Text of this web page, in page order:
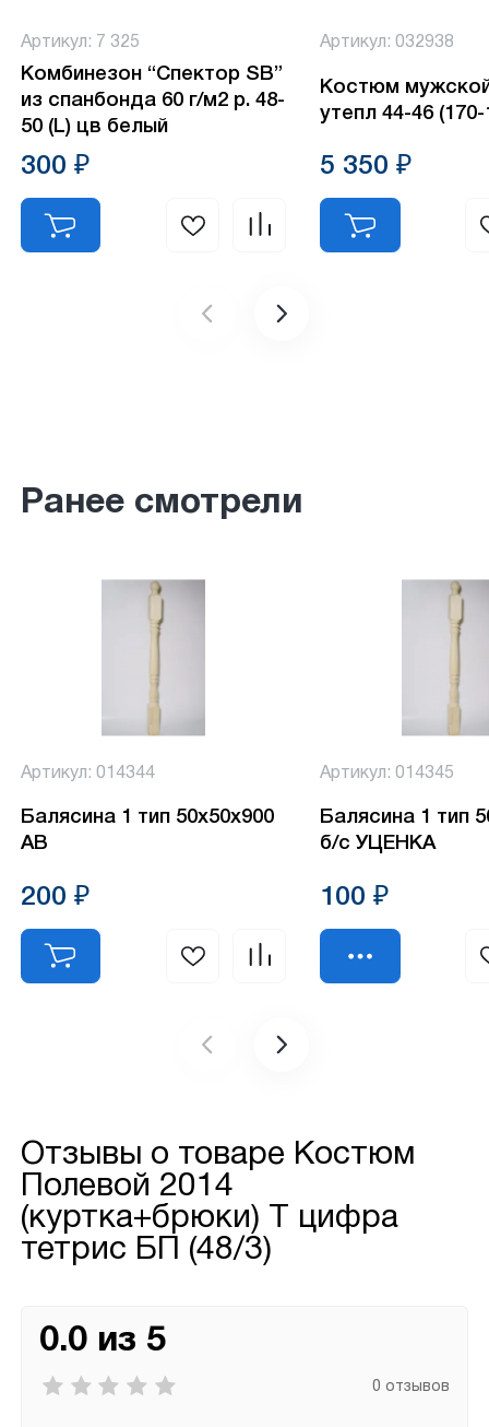
Артикул: 7 325
Комбинезон “Спектор SB”
из спанбонда 60 г/м2 р. 48-
50 (L) цв белый
300 ₽
Артикул: 032938
Костюм
утепл 44-46 (170-
5 350 ₽
Ранее смотрели
Артикул: 014344
Балясина 1 тип 50х50х900
АВ
200 ₽
Артикул: 014345
Балясина 1 тип
б/с УЦЕНКА
100 ₽
Отзывы о товаре Костюм
Полевой 2014
(куртка+брюки) Т цифра
тетрис БП (48/3)
0.0 из 5
0 отзывов